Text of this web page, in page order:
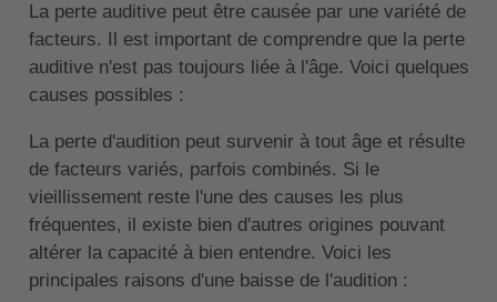
La perte auditive peut être causée par une variété de
facteurs. Il est important de comprendre que la perte
auditive n'est pas toujours liée à l'âge. Voici quelques
causes possibles :
La perte d'audition peut survenir à tout âge et résulte
de facteurs variés, parfois combinés. Si le
vieillissement reste l'une des causes les plus
fréquentes, il existe bien d'autres origines pouvant
altérer la capacité à bien entendre. Voici les
principales raisons d'une baisse de l'audition :